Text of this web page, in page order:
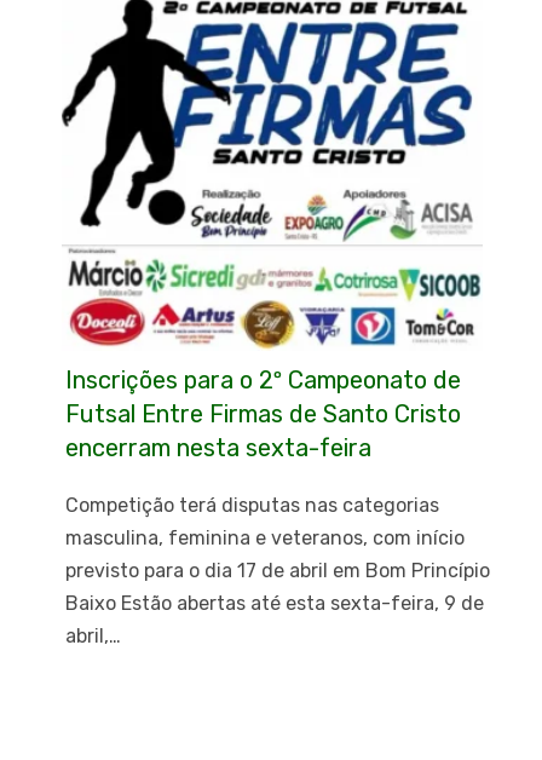
Inscrições para o 2º Campeonato de
Futsal Entre Firmas de Santo Cristo
encerram nesta sexta-feira
Competição terá disputas nas categorias
masculina, feminina e veteranos, com início
previsto para o dia 17 de abril em Bom Princípio
Baixo Estão abertas até esta sexta-feira, 9 de
abril,…